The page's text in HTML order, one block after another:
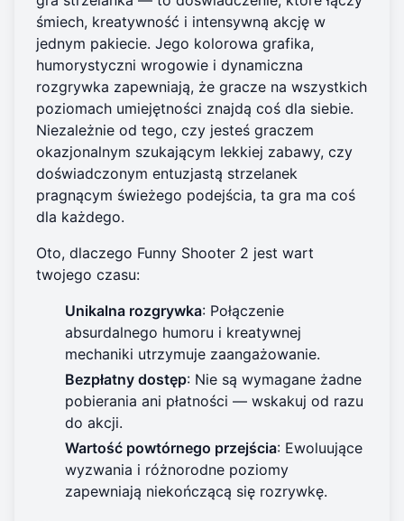
śmiech, kreatywność i intensywną akcję w
jednym pakiecie. Jego kolorowa grafika,
humorystyczni wrogowie i dynamiczna
rozgrywka zapewniają, że gracze na wszystkich
poziomach umiejętności znajdą coś dla siebie.
Niezależnie od tego, czy jesteś graczem
okazjonalnym szukającym lekkiej zabawy, czy
doświadczonym entuzjastą strzelanek
pragnącym świeżego podejścia, ta gra ma coś
dla każdego.
Oto, dlaczego Funny Shooter 2 jest wart
twojego czasu:
Unikalna rozgrywka: Połączenie
absurdalnego humoru i kreatywnej
mechaniki utrzymuje zaangażowanie.
Bezpłatny dostęp: Nie są wymagane żadne
pobierania ani płatności — wskakuj od razu
do akcji.
Wartość powtórnego przejścia: Ewoluujące
wyzwania i różnorodne poziomy
zapewniają niekończącą się rozrywkę.